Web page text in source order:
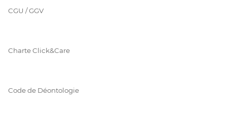
CGU / GGV
Charte Click&Care
Code de Déontologie